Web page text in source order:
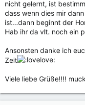
nicht gelernt, ist
dass wenn dies mir
ist...dann beginnt der
Hab ihr da vlt. noch ein
Ansonsten danke ich
Zeit
Viele liebe Grüße!!!!